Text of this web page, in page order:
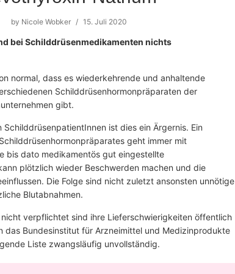
by Nicole Wobker / 15. Juli 2020
bei Schilddrüsenmedikamenten nichts
normal, dass es wiederkehrende und anhaltende
Schilddrüsenhormonpräparaten der
gibt.
ist dies ein Ärgernis. Ein
geht immer mit
bis dato medikamentös gut eingestellte
plötzlich wieder Beschwerden machen und die
Die Folge sind nicht zuletzt ansonsten unnötige
Blutabnahmen.
nicht verpflichtet sind ihre Lieferschwierigkeiten öffentlich
das Bundesinstitut für Arzneimittel und Medizinprodukte
Liste zwangsläufig unvollständig.